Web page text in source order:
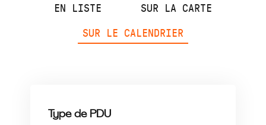
EN LISTE
SUR LA CARTE
SUR LE CALENDRIER
Type de PDU